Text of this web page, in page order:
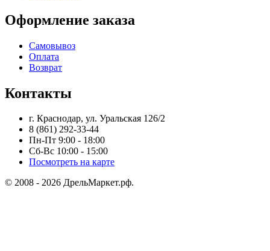
Оформление заказа
Самовывоз
Оплата
Возврат
Контакты
г. Краснодар, ул. Уральская 126/2
8 (861) 292-33-44
Пн-Пт 9:00 - 18:00
Сб-Вс 10:00 - 15:00
Посмотреть на карте
© 2008 - 2026 ДрельМаркет.рф.